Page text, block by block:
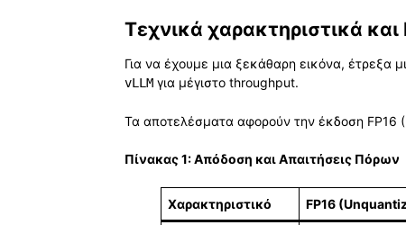
Τεχνικά χαρακτηριστικά
Για να έχουμε μια ξεκάθαρη εικόνα, έτρεξα
vLLM για μέγιστο throughput.
Τα αποτελέσματα αφορούν την έκδοση FP16
Πίνακας 1: Απόδοση και Απαιτήσεις Πόρων
Χαρακτηριστικό FP16